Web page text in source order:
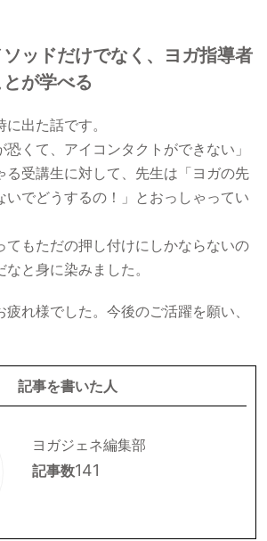
ッドだけでなく、ヨガ指導者
が学べる
出た話です。
恐くて、アイコンタクトができない」
る受講生に対して、先生は「ヨガの先
いでどうするの！」とおっしゃってい
てもただの押し付けにしかならないの
と身に染みました。
れ様でした。今後のご活躍を願い、
記事を書いた人
ヨガジェネ編集部
記事数141